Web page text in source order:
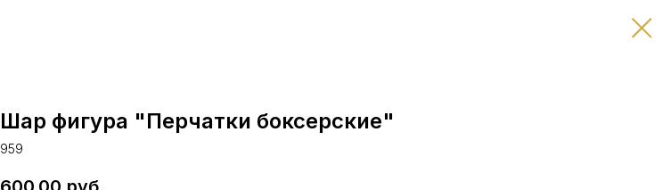
Шар фигура "Перчатки боксерские"
959